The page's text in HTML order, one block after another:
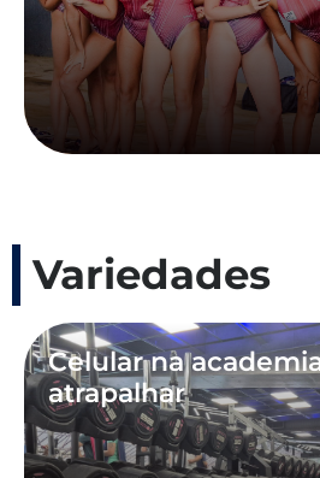
Variedades
Celular na
atrapalhar